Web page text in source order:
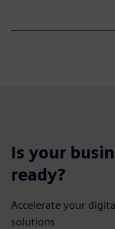
Is your
ready?
Accelerate your
solutions